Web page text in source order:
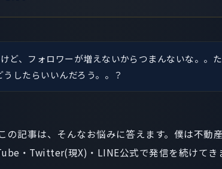
ど、フォロワーが増えないからつまんないな。。
したらいいんだろう。。？
の記事は、そんなお悩みに答えます。僕は不動
・Twitter(現X)・LINE公式で発信を続けてき